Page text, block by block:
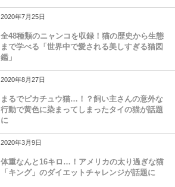
2020年7月25日
全48種類のニャンコを収録！猫の歴史から生態
まで学べる「世界中で愛される美しすぎる猫図
鑑」
2020年8月27日
まるでピカチュウ猫…！？飼い主さんの意外な
行動で黄色に染まってしまったタイの猫が話題
に
2020年3月9日
体重なんと16キロ…！アメリカの太り過ぎな猫
「キング」のダイエットチャレンジが話題に